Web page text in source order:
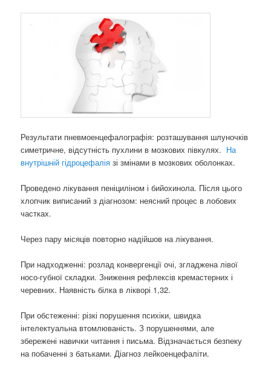
Результати пневмоенцефалографія: розташування шлуночків
симетричне, відсутність пухлини в мозкових півкулях. На
внутрішній гідроцефаліязі змінами в мозкових оболонках.
Проведено лікування пеніциліном і бийохинола. Після цього
хлопчик виписаний з діагнозом: неясний процес в лобових
частках.
Через пару місяців повторно надійшов на лікування.
При надходженні: розлад конвергенції очі, згладжена лівої
носо-губної складки. Зниження рефлексів кремастерних і
черевних. Наявність білка в лікворі 1,32.
При обстеженні: різкі порушення психіки, швидка
інтелектуальна втомлюваність. З порушеннями, але
збережені навички читання і письма. Відзначається безпеку
на побаченні з батьками. Діагноз лейкоенцефаліти.